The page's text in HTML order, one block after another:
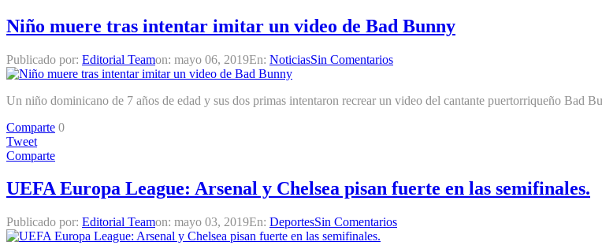
Niño muere tras intentar imitar un video de Bad Bunny
Publicado por: Editorial Teamon: mayo 06, 2019En: NoticiasSin Comentarios
Un niño dominicano de 7 años de edad y sus dos primas intentaron recrear un video del cantante puertorriqueño Bad
Comparte 0
Tweet
Comparte
UEFA Europa League: Arsenal y Chelsea pisan fuerte en las semifinales.
Publicado por: Editorial Teamon: mayo 03, 2019En: DeportesSin Comentarios